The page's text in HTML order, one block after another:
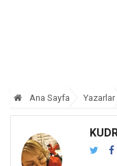
Ana Sayfa Yazarlar